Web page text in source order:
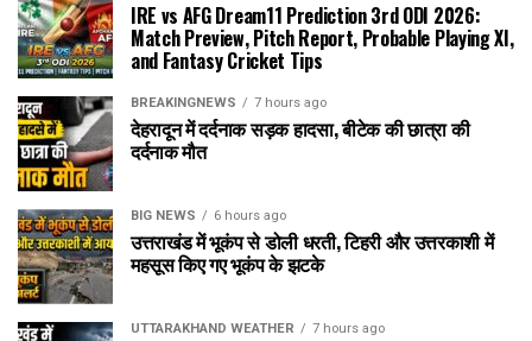
IRE vs AFG Dream11 Prediction 3rd ODI 2026:
Match Preview, Pitch Report, Probable Playing XI,
and Fantasy Cricket Tips
BREAKINGNEWS 7 hours ago
देहरादून में दर्दनाक सड़क हादसा, बीटेक की छात्रा की
दर्दनाक मौत
BIG NEWS 6 hours ago
उत्तराखंड में भूकंप से डोली धरती, टिहरी और उत्तरकाशी में
महसूस किए गए भूकंप के झटके
UTTARAKHAND WEATHER 7 hours ago